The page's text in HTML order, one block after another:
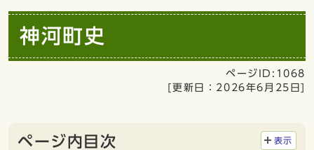
神河町史
ページID:1068
[更新日： 2026年6月25日]
ページ内目次 表示